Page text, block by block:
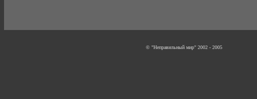
© "Неправильный мир" 2002 - 2005